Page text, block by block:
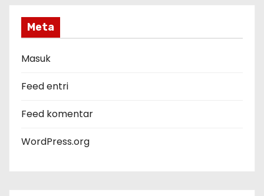
o
r
Meta
Masuk
Feed entri
Feed komentar
WordPress.org